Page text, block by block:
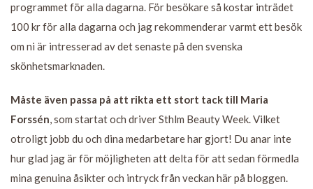
programmet för alla dagarna. För besökare så kostar inträdet
100 kr för alla dagarna och jag rekommenderar varmt ett besök
om ni är intresserad av det senaste på den svenska
skönhetsmarknaden.
Måste även passa på att rikta ett stort tack till Maria
Forssén, som startat och driver Sthlm Beauty Week. Vilket
otroligt jobb du och dina medarbetare har gjort! Du anar inte
hur glad jag är för möjligheten att delta för att sedan förmedla
mina genuina åsikter och intryck från veckan här på bloggen.